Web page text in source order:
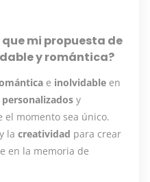
que mi propuesta de
y romántica?
e inolvidable en
personalizados y
el momento sea único.
y la creatividad para crear
en la memoria de